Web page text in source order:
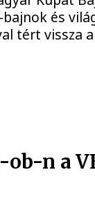
és
tért vissza
n a